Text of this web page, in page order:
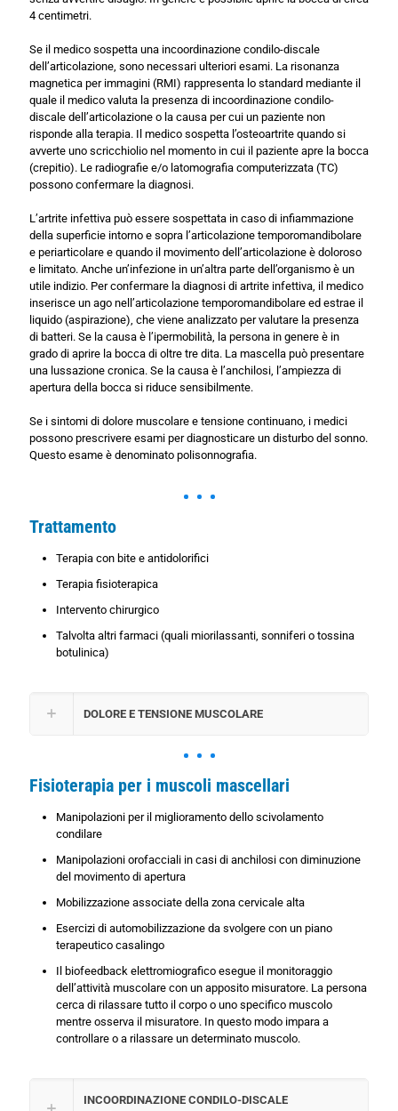
4 centimetri.
Se il medico sospetta una incoordinazione condilo-discale
dell’articolazione, sono necessari ulteriori esami. La risonanza
magnetica per immagini (RMI) rappresenta lo standard mediante il
quale il medico valuta la presenza di incoordinazione condilo-
discale dell’articolazione o la causa per cui un paziente non
risponde alla terapia. Il medico sospetta l’osteoartrite quando si
avverte uno scricchiolio nel momento in cui il paziente apre la bocca
(crepitio). Le radiografie e/o latomografia computerizzata (TC)
possono confermare la diagnosi.
L’artrite infettiva può essere sospettata in caso di infiammazione
della superficie intorno e sopra l’articolazione temporomandibolare
e periarticolare e quando il movimento dell’articolazione è doloroso
e limitato. Anche un’infezione in un’altra parte dell’organismo è un
utile indizio. Per confermare la diagnosi di artrite infettiva, il medico
inserisce un ago nell’articolazione temporomandibolare ed estrae il
liquido (aspirazione), che viene analizzato per valutare la presenza
di batteri. Se la causa è l’ipermobilità, la persona in genere è in
grado di aprire la bocca di oltre tre dita. La mascella può presentare
una lussazione cronica. Se la causa è l’anchilosi, l’ampiezza di
apertura della bocca si riduce sensibilmente.
Se i sintomi di dolore muscolare e tensione continuano, i medici
possono prescrivere esami per diagnosticare un disturbo del sonno.
Questo esame è denominato polisonnografia.
Trattamento
Terapia con bite e antidolorifici
Terapia fisioterapica
Intervento chirurgico
Talvolta altri farmaci (quali miorilassanti, sonniferi o tossina
botulinica)
DOLORE E TENSIONE MUSCOLARE
Fisioterapia per i muscoli mascellari
Manipolazioni per il miglioramento dello scivolamento
condilare
Manipolazioni orofacciali in casi di anchilosi con diminuzione
del movimento di apertura
Mobilizzazione associate della zona cervicale alta
Esercizi di automobilizzazione da svolgere con un piano
terapeutico casalingo
Il biofeedback elettromiografico esegue il monitoraggio
dell’attività muscolare con un apposito misuratore. La persona
cerca di rilassare tutto il corpo o uno specifico muscolo
mentre osserva il misuratore. In questo modo impara a
controllare o a rilassare un determinato muscolo.
INCOORDINAZIONE CONDILO-DISCALE